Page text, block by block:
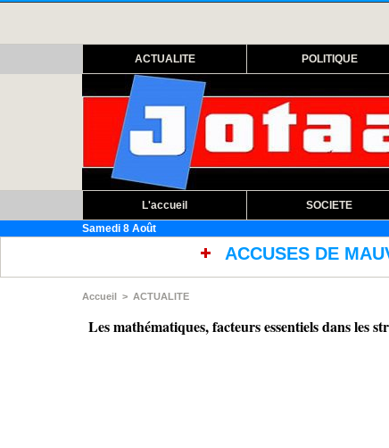
ACTUALITE POLITIQUE
L'accueil SOCIETE
Samedi 8 Août
ACCUSES DE MAUVAISES
Accueil > ACTUALITE
Les mathématiques, facteurs essentiels dans les